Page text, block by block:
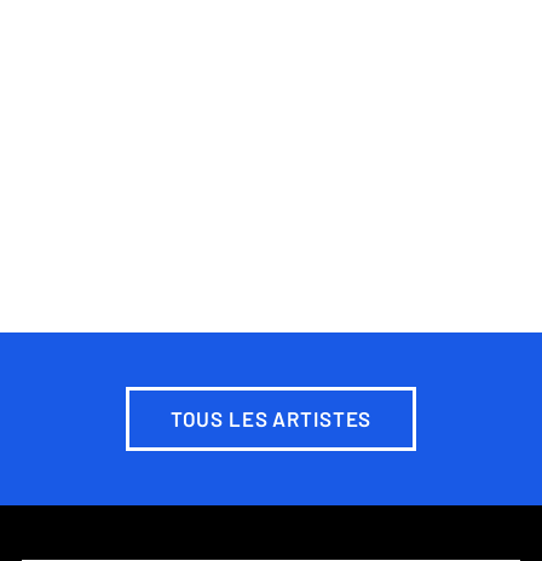
TOUS LES ARTISTES